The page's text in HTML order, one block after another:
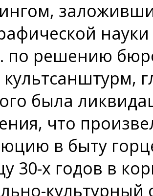
по решению
культсанштурм,
была
что
в быту
30-х годов в
культурный